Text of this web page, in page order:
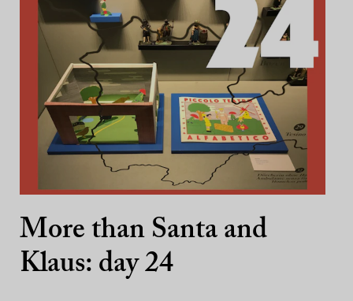
More than Santa and
Klaus: day 24